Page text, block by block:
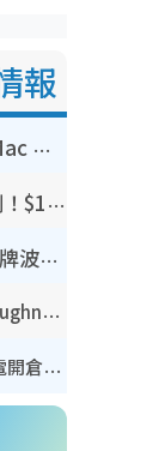
報
豐澤優惠勁減低至44折！Mac mini/iPhone17Pro大減價！廚房家電$220起
港大推賽馬會強化骨骼計劃！$100骨質密度X光檢查 完成免費運動訓練送超市禮券！附參加資格
開倉優惠 | 尖沙咀海港城名牌波鞋開倉低至1折！On鞋$899起／Joy&Peace鞋履$98起
開倉優惠｜銅鑼灣時代廣場Doughnut/Campo Marzio開倉低至1折！背囊、書包、手袋劈價$200起
廚具開倉｜特福Tefal廚具/家電開倉低至3折！$220起買平底鍋/炒鑊/湯煲！電飯煲/吸塵機/燙斗$418起